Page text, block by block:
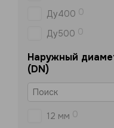
Ду400 0
Ду500 0
Наружный
(DN)
12 мм 0